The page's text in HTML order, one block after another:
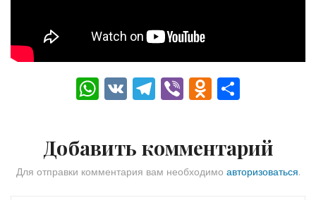
W
h
ts
A
V
K
T
el
gr
a
Vi
b
O
d
o
kl
а
в
Добавить комментарий
Для отправки комментария вам необходимо авторизоваться.